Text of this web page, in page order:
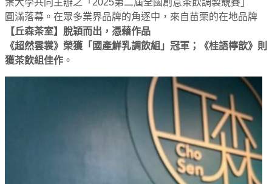
葉大學共同主辦之「2025第二屆全國創意茶飲調製競賽」
圓滿落幕。在眾多業界品牌的角逐中，來自苗栗的在地品牌
【丘森茶室】脫穎而出，憑藉作品
《超然雲裳》榮獲「國產鮮乳調飲組」冠軍；《桂語檸歆》則
獲茶飲組佳作 。